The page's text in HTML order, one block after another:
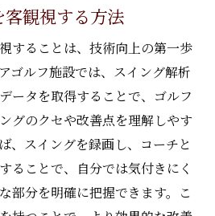
客観視する方法
することは、技術向上の第一歩
ゴルフ施設では、スイング解析
ータを取得することで、ゴルフ
グのクセや改善点を理解しやす
、スイングを録画し、コーチと
ることで、自分では気付きにく
部分を明確に把握できます。こ